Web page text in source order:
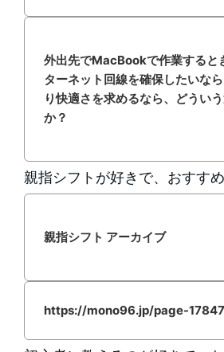
外出先でMacBookで作業すると
ターネット回線を確保したいな
り快適さを求めるなら、どうい
か？
親指シフトが好きで、おすす
親指シフト アーカイブ
https://mono96.jp/page-17847